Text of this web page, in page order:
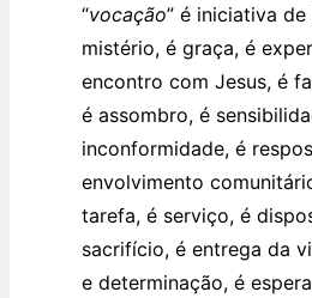
“vocação” é iniciativa de
mistério, é graça, é
encontro com Jesus, é
é assombro, é
inconformidade, é
envolvimento
tarefa, é serviço, é
sacrifício, é entrega da
e determinação, é